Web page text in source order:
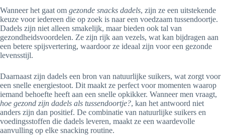
Wanneer het gaat om gezonde snacks dadels, zijn ze een uitstekende
keuze voor iedereen die op zoek is naar een voedzaam tussendoortje.
Dadels zijn niet alleen smakelijk, maar bieden ook tal van
gezondheidsvoordelen. Ze zijn rijk aan vezels, wat kan bijdragen aan
een betere spijsvertering, waardoor ze ideaal zijn voor een gezonde
levensstijl.
Daarnaast zijn dadels een bron van natuurlijke suikers, wat zorgt voor
een snelle energiestoot. Dit maakt ze perfect voor momenten waarop
iemand behoefte heeft aan een snelle opkikker. Wanneer men vraagt,
hoe gezond zijn dadels als tussendoortje?, kan het antwoord niet
anders zijn dan positief. De combinatie van natuurlijke suikers en
voedingsstoffen die dadels leveren, maakt ze een waardevolle
aanvulling op elke snacking routine.